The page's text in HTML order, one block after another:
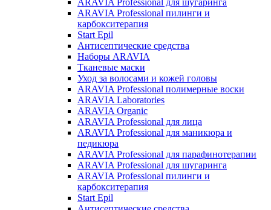
ARAVIA Professional для шугаринга
ARAVIA Professional пилинги и
карбокситерапия
Start Epil
Антисептические средства
Наборы ARAVIA
Тканевые маски
Уход за волосами и кожей головы
ARAVIA Professional полимерные воски
ARAVIA Laboratories
ARAVIA Organic
ARAVIA Professional для лица
ARAVIA Professional для маникюра и
педикюра
ARAVIA Professional для парафинотерапии
ARAVIA Professional для шугаринга
ARAVIA Professional пилинги и
карбокситерапия
Start Epil